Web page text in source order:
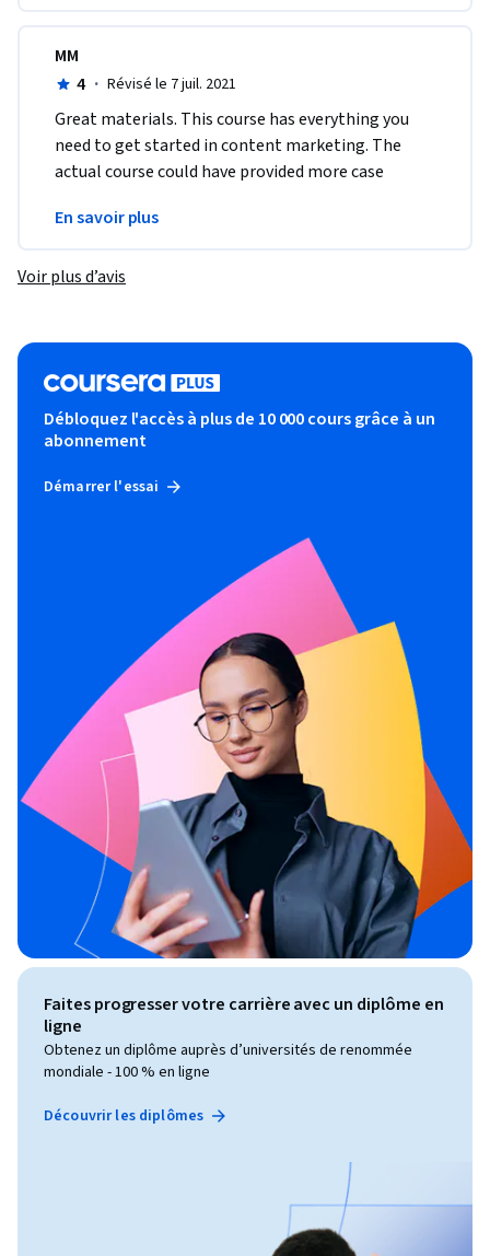
MM
4 · Révisé le 7 juil. 2021
Great materials. This course has everything you
need to get started in content marketing. The
actual course could have provided more case
covered.
En savoir plus
Voir plus d’avis
Débloquez l'accès à plus de 10 000 cours grâce à un
abonnement
Démarrer l'essai
Faites progresser votre carrière avec un diplôme en
ligne
Obtenez un diplôme auprès d’universités de renommée
mondiale - 100 % en ligne
Découvrir les diplômes